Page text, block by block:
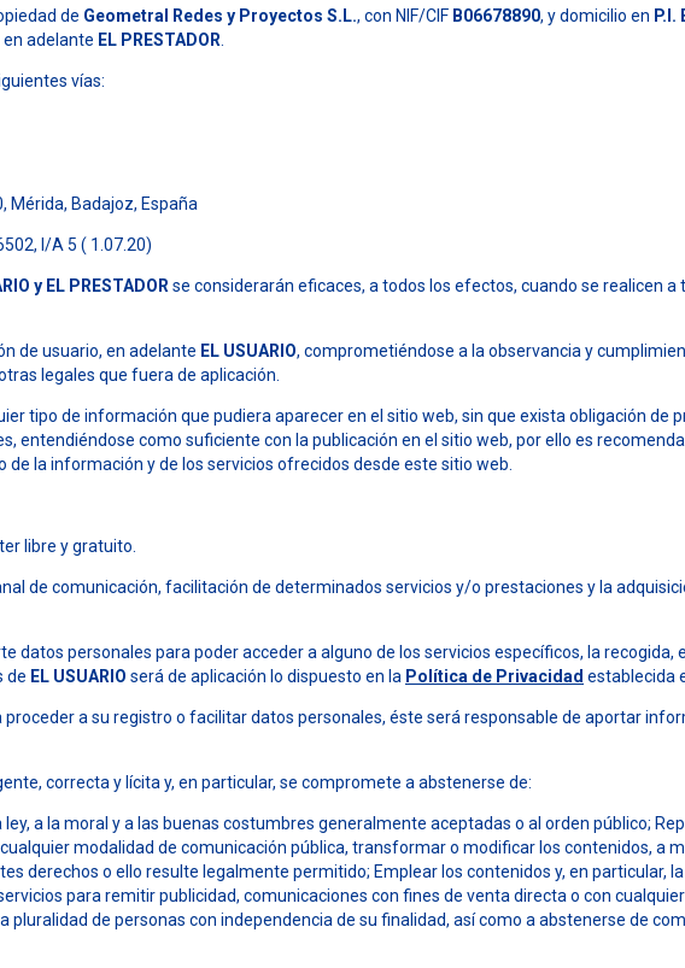
de Geometral Redes y Proyectos S.L., con NIF/CIF B06678890, y domicilio en P.I.
en adelante EL PRESTADOR
vías:
Mérida, Badajoz, España
I/A 5 ( 1.07.20)
y EL PRESTADOR se considerarán eficaces, a todos los efectos, cuando se realicen a
de usuario, en adelante EL USUARIO, comprometiéndose a la observancia y
legales que fuera de aplicación.
tipo de información que pudiera aparecer en el sitio web, sin que exista obligación de
entendiéndose como suficiente con la publicación en el sitio web, por ello es
la información y de los servicios ofrecidos desde este sitio web.
libre y gratuito.
de comunicación, facilitación de determinados servicios y/o prestaciones y la
datos personales para poder acceder a alguno de los servicios específicos, la recogida,
de EL USUARIO será de aplicación lo dispuesto en la Política de Privacidad establecida
proceder a su registro o facilitar datos personales, éste será responsable de aportar
correcta y lícita y, en particular, se compromete a abstenerse de:
a la moral y a las buenas costumbres generalmente aceptadas o al orden público;
modalidad de comunicación pública, transformar o modificar los contenidos, a
derechos o ello resulte legalmente permitido; Emplear los contenidos y, en particular,
para remitir publicidad, comunicaciones con fines de venta directa o con
de personas con independencia de su finalidad, así como a abstenerse de